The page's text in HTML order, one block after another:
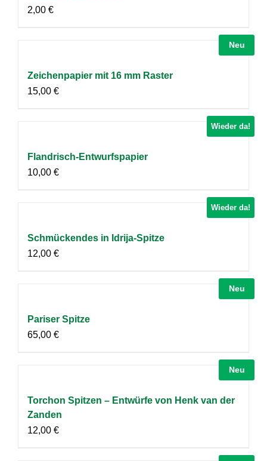
2,00 €
Neu
Zeichenpapier mit 16 mm Raster
15,00 €
Wieder da!
Flandrisch-Entwurfspapier
10,00 €
Wieder da!
Schmückendes in Idrija-Spitze
12,00 €
Neu
Pariser Spitze
65,00 €
Neu
Torchon Spitzen – Entwürfe von Henk van der
Zanden
12,00 €